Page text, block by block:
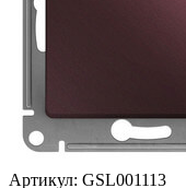
Артикул: GSL001113